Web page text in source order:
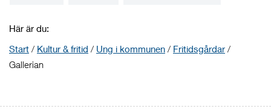
Här är du:
Start / Kultur & fritid / Ung i kommunen / Fritidsgårdar /
Gallerian